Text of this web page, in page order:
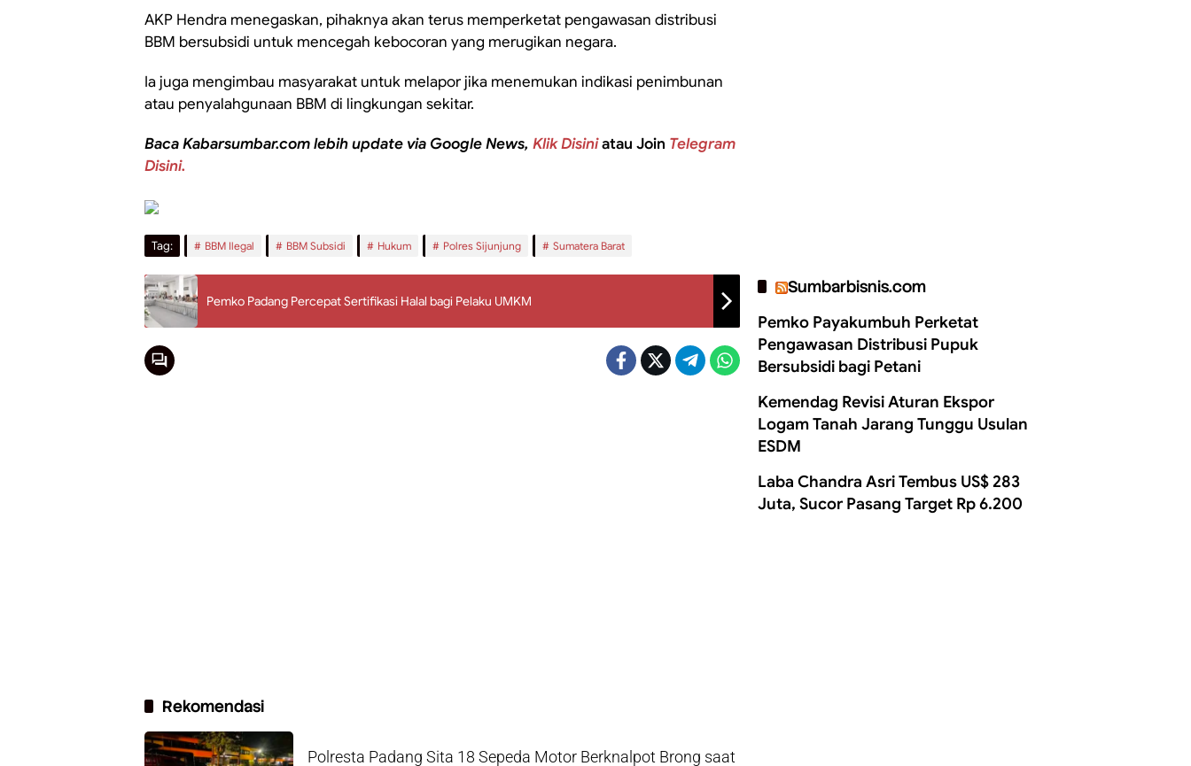
AKP Hendra menegaskan, pihaknya akan terus memperketat pengawasan distribusi
BBM bersubsidi untuk mencegah kebocoran yang merugikan negara.
Ia juga mengimbau masyarakat untuk melapor jika menemukan indikasi penimbunan
atau penyalahgunaan BBM di lingkungan sekitar.
Baca Kabarsumbar.com lebih update via Google News, Klik Disiniatau Join Telegram
Disini.
Tag: BBM Ilegal BBM Subsidi Hukum Polres Sijunjung Sumatera Barat
Pemko Padang Percepat Sertifikasi Halal bagi Pelaku UMKM
Rekomendasi
Polresta Padang Sita 18 Sepeda Motor Berknalpot Brong saat
Sumbarbisnis.com
Pemko Payakumbuh Perketat
Pengawasan Distribusi Pupuk
Bersubsidi bagi Petani
Kemendag Revisi Aturan Ekspor
Logam Tanah Jarang Tunggu Usulan
ESDM
Laba Chandra Asri Tembus US$ 283
Juta, Sucor Pasang Target Rp 6.200